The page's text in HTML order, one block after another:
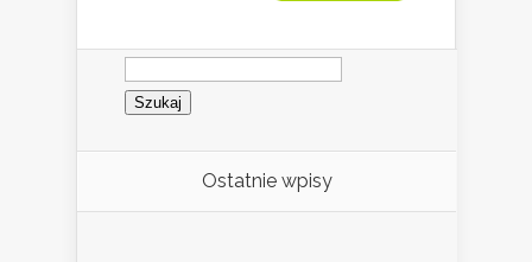
Szukaj:
Ostatnie wpisy